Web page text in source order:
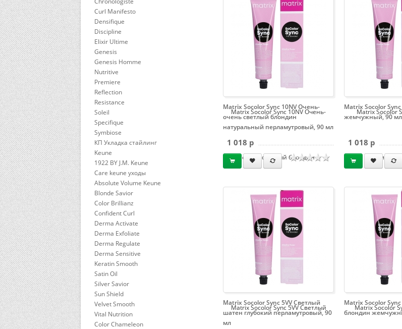
Curl Manifesto
Densifique
Discipline
Elixir Ultime
Genesis
Genesis Homme
Nutritive
Premiere
Reflection
Resistance
Soleil
Specifique
Symbiose
КП Укладка стайлинг
Keune
1922 BY J.M. Keune
Care keune уходы
Absolute Volume Keune
Blonde Savior
Color Brillianz
Confident Curl
Derma Activate
Derma Exfoliate
Derma Regulate
Derma Sensitive
Keratin Smooth
Satin Oil
Silver Savior
Sun Shield
Velvet Smooth
Vital Nutrition
Color Chameleon
Matrix Socolor Sync 10NV Очень-
очень светлый блондин
натуральный перламутровый, 90
мл
Matrix Socolor Sync 10NV Очень-
очень светлый блондин
натуральный перламутровый, 90 мл
1 018 p
Matrix Socolor
Matrix Socolor
жемчужный, 90 мл
1 018 p
Matrix Socolor Sync 5VV Светлый
Matrix Socolor Sync 5VV Светлый
шатен глубокий перламутровый, 90
мл
Matrix Socolor
Matrix Socolor
блондин